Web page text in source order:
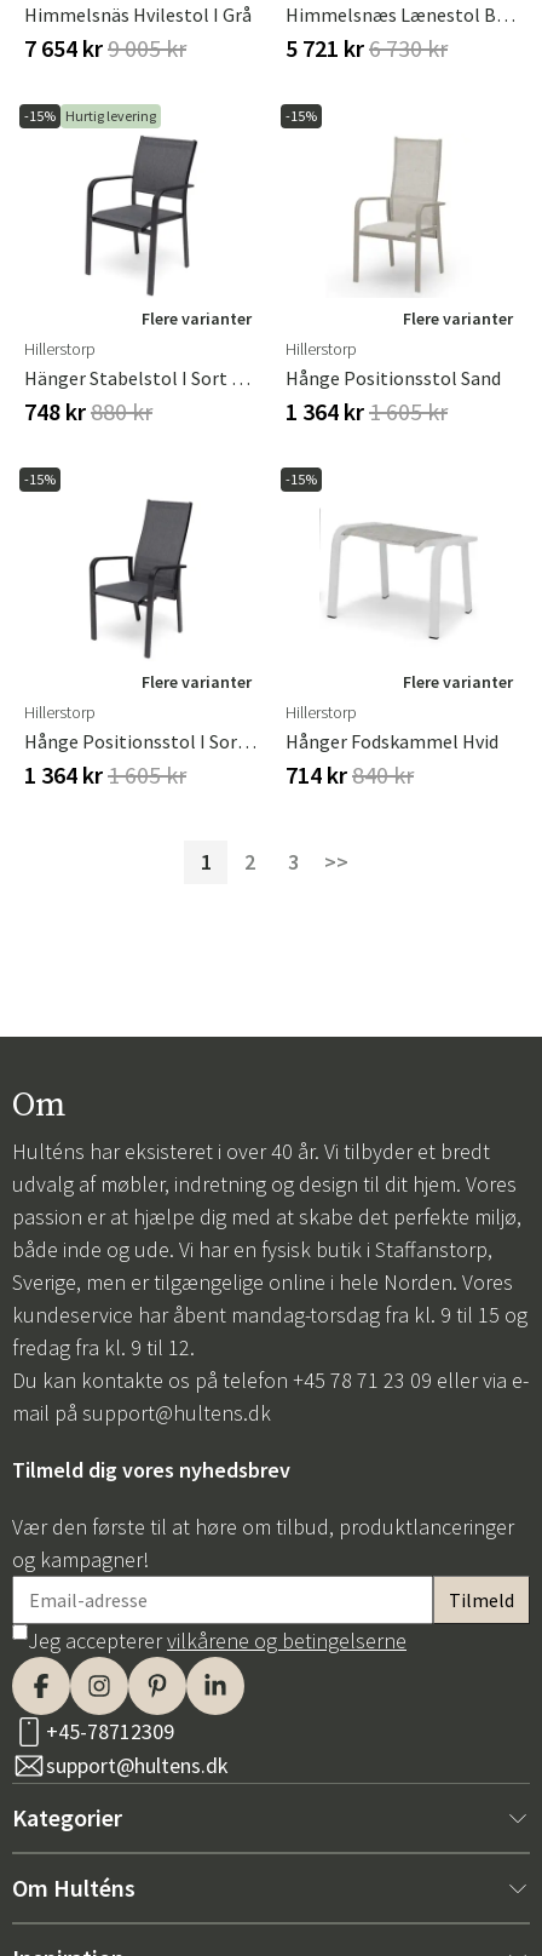
Himmelsnäs Hvilestol I Grå
7 654 kr9 005 kr
Himmelsnæs Lænestol Beige
5 721 kr6 730 kr
-15% Hurtig levering
Flere varianter
Hillerstorp
Hänger Stabelstol I Sort Aluminium.
748 kr880 kr
-15%
Flere varianter
Hillerstorp
Hånge Positionsstol Sand
1 364 kr1 605 kr
-15%
Flere varianter
Hillerstorp
Hånge Positionsstol I Sort/grå Textilene
1 364 kr1 605 kr
-15%
Flere varianter
Hillerstorp
Hånger Fodskammel Hvid
714 kr840 kr
1 2 3 >>
Om
Hulténs har eksisteret i over 40 år. Vi tilbyder et bredt
udvalg af møbler, indretning og design til dit hjem. Vores
passion er at hjælpe dig med at skabe det perfekte miljø,
både inde og ude. Vi har en fysisk butik i Staffanstorp,
Sverige, men er tilgængelige online i hele Norden. Vores
kundeservice har åbent mandag-torsdag fra kl. 9 til 15 og
fredag fra kl. 9 til 12.
Du kan kontakte os på telefon +45 78 71 23 09 eller via e-
mail på support@hultens.dk
Tilmeld dig vores nyhedsbrev
Vær den første til at høre om tilbud, produktlanceringer
og kampagner!
Jeg accepterervilkårene og betingelserne
+45-78712309
support@hultens.dk
Kategorier
Nyt hos os
Om Hulténs
Om Hulténs